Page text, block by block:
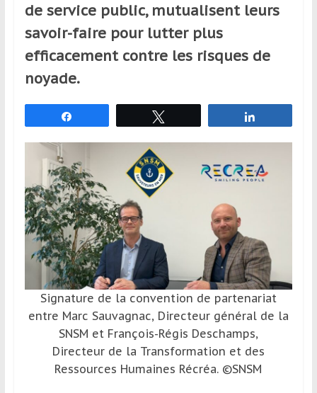
sport,
qui
en
France
l’étranger
assouvir
leur
passion,
tout
profitant
de
découverte
culturelle
de service public, mutualisent leurs
savoir-faire pour lutter plus
efficacement contre les risques de
noyade.
Signature de la convention de partenariat
entre Marc Sauvagnac, Directeur général de la
SNSM et François-Régis Deschamps,
Directeur de la Transformation et des
Ressources Humaines Récréa. ©SNSM